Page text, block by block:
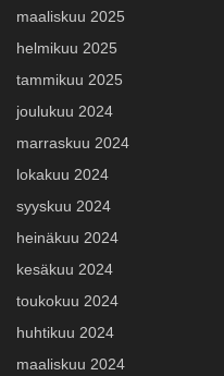
maaliskuu 2025
helmikuu 2025
tammikuu 2025
joulukuu 2024
marraskuu 2024
lokakuu 2024
syyskuu 2024
heinäkuu 2024
kesäkuu 2024
toukokuu 2024
huhtikuu 2024
maaliskuu 2024